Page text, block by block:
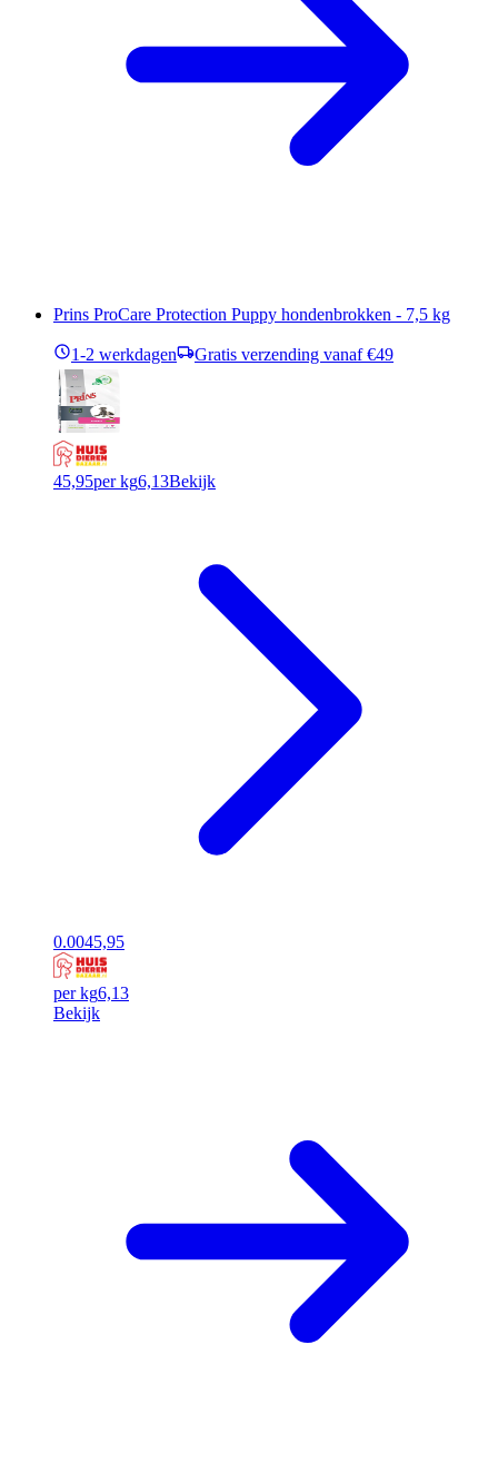
Prins ProCare Protection Puppy hondenbrokken - 7,5 kg
1-2 werkdagen Gratis verzending vanaf €49
45,95per kg6,13Bekijk
0.0045,95
per kg6,13
Bekijk